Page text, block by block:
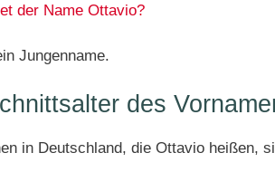
der Name Ottavio?
Jungenname.
des
in Deutschland, die Ottavio heißen,